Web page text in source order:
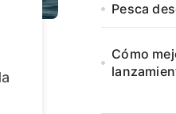
Pesca
Cómo